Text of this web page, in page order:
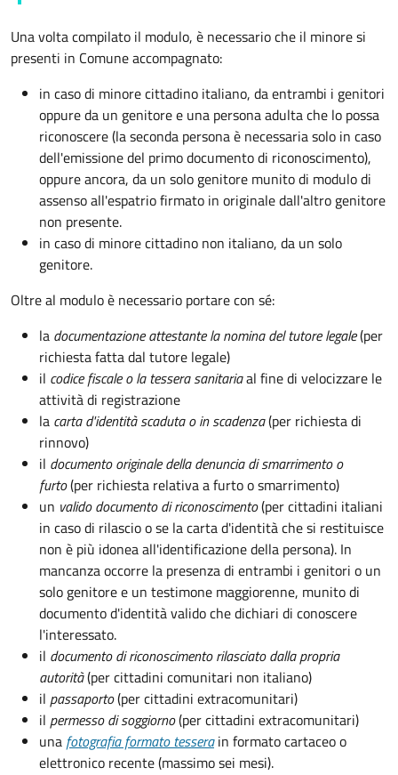
Una volta compilato il modulo, è necessario che il minore si
presenti in Comune accompagnato:
in caso di minore cittadino italiano, da entrambi i genitori
oppure da un genitore e una persona adulta che lo possa
riconoscere (la seconda persona è necessaria solo in caso
dell'emissione del primo documento di riconoscimento),
oppure ancora, da un solo genitore munito di modulo di
assenso all'espatrio firmato in originale dall'altro genitore
non presente.
in caso di minore cittadino non italiano, da un solo
genitore.
Oltre al modulo è necessario portare con sé:
la documentazioneattestante la nomina del tutore legale(per
richiesta fatta dal tutore legale)
il codice fiscale o la tessera sanitariaal fine di velocizzare le
attività di registrazione
la carta d'identità scaduta o in scadenza(per richiesta di
rinnovo)
il documento originale della denuncia di smarrimento o
furto(per richiesta relativa a furto o smarrimento)
un valido documento di riconoscimento(per cittadini italiani
in caso di rilascio o se la carta d'identità che si restituisce
non è più idonea all'identificazione della persona). In
mancanza occorre la presenza di entrambi i genitori o un
solo genitore e un testimone maggiorenne, munito di
documento d'identità valido che dichiari di conoscere
l'interessato.
il documento di riconoscimento rilasciato dalla propria
autorità(per cittadini comunitari non italiano)
il passaporto(per cittadini extracomunitari)
il permesso di soggiorno(per cittadini extracomunitari)
una fotografia formato tessera in formato cartaceo o
elettronico recente (massimo sei mesi).